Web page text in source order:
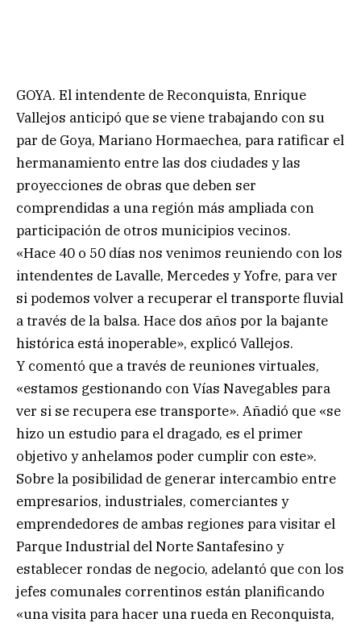
GOYA. El intendente de Reconquista, Enrique
Vallejos anticipó que se viene trabajando con su
par de Goya, Mariano Hormaechea, para ratificar el
hermanamiento entre las dos ciudades y las
proyecciones de obras que deben ser
comprendidas a una región más ampliada con
participación de otros municipios vecinos.
«Hace 40 o 50 días nos venimos reuniendo con los
intendentes de Lavalle, Mercedes y Yofre, para ver
si podemos volver a recuperar el transporte fluvial
a través de la balsa. Hace dos años por la bajante
histórica está inoperable», explicó Vallejos.
Y comentó que a través de reuniones virtuales,
«estamos gestionando con Vías Navegables para
ver si se recupera ese transporte». Añadió que «se
hizo un estudio para el dragado, es el primer
objetivo y anhelamos poder cumplir con este».
Sobre la posibilidad de generar intercambio entre
empresarios, industriales, comerciantes y
emprendedores de ambas regiones para visitar el
Parque Industrial del Norte Santafesino y
establecer rondas de negocio, adelantó que con los
jefes comunales correntinos están planificando
«una visita para hacer una rueda en Reconquista,